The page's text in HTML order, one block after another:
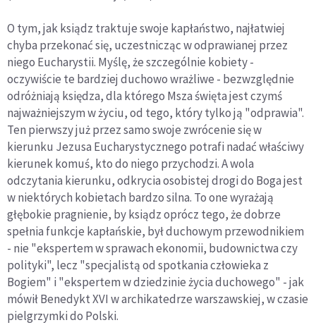
O tym, jak ksiądz traktuje swoje kapłaństwo, najłatwiej
chyba przekonać się, uczestnicząc w odprawianej przez
niego Eucharystii. Myślę, że szczególnie kobiety -
oczywiście te bardziej duchowo wrażliwe - bezwzględnie
odróżniają księdza, dla którego Msza święta jest czymś
najważniejszym w życiu, od tego, który tylko ją "odprawia".
Ten pierwszy już przez samo swoje zwrócenie się w
kierunku Jezusa Eucharystycznego potrafi nadać właściwy
kierunek komuś, kto do niego przychodzi. A wola
odczytania kierunku, odkrycia osobistej drogi do Boga jest
w niektórych kobietach bardzo silna. To one wyrażają
głębokie pragnienie, by ksiądz oprócz tego, że dobrze
spełnia funkcje kapłańskie, był duchowym przewodnikiem
- nie "ekspertem w sprawach ekonomii, budownictwa czy
polityki", lecz "specjalistą od spotkania człowieka z
Bogiem" i "ekspertem w dziedzinie życia duchowego" - jak
mówił Benedykt XVI w archikatedrze warszawskiej, w czasie
pielgrzymki do Polski.